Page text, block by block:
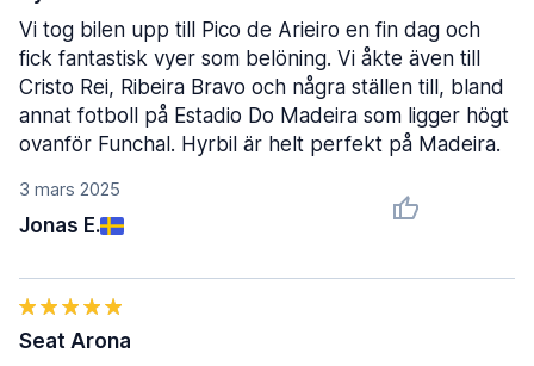
3 mars 2025
Jonas E.
Vi tog bilen upp till Pico de Arieiro en fin dag och
fick fantastisk vyer som belöning. Vi åkte även till
Cristo Rei, Ribeira Bravo och några ställen till, bland
annat fotboll på Estadio Do Madeira som ligger högt
ovanför Funchal. Hyrbil är helt perfekt på Madeira.
Seat Arona